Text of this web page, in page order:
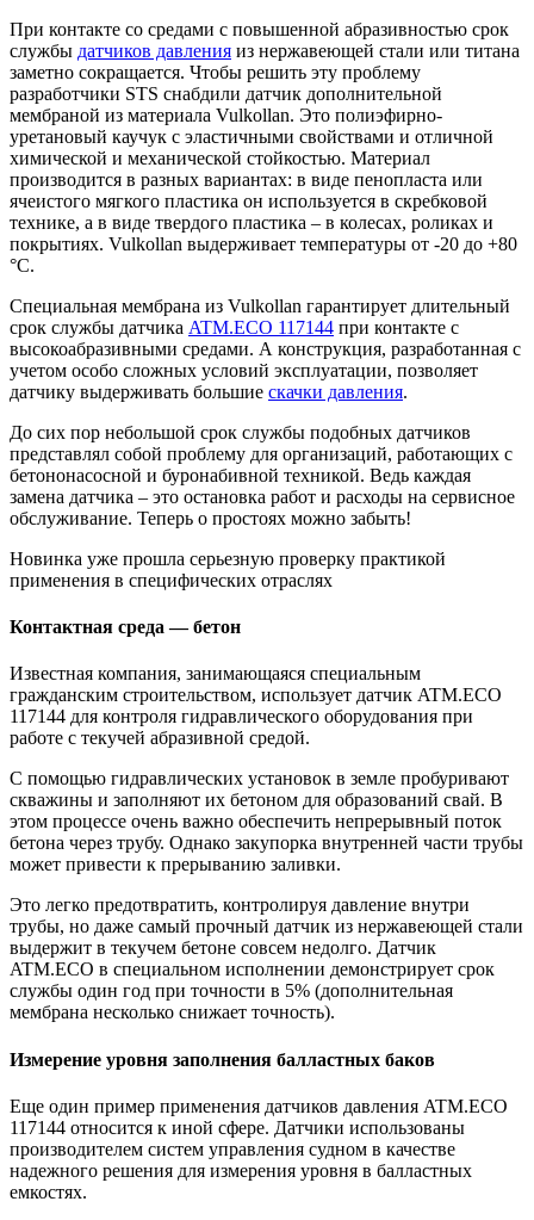
При контакте со средами с повышенной абразивностью срок
службы датчиков давления из нержавеющей стали или титана
заметно сокращается. Чтобы решить эту проблему
разработчики STS снабдили датчик дополнительной
мембраной из материала Vulkollan. Это полиэфирно-
уретановый каучук с эластичными свойствами и отличной
химической и механической стойкостью. Материал
производится в разных вариантах: в виде пенопласта или
ячеистого мягкого пластика он используется в скребковой
технике, а в виде твердого пластика – в колесах, роликах и
покрытиях. Vulkollan выдерживает температуры от -20 до +80
°С.
Специальная мембрана из Vulkollan гарантирует длительный
срок службы датчика ATM.ECO 117144 при контакте с
высокоабразивными средами. А конструкция, разработанная с
учетом особо сложных условий эксплуатации, позволяет
датчику выдерживать большие скачки давления.
До сих пор небольшой срок службы подобных датчиков
представлял собой проблему для организаций, работающих с
бетононасосной и буронабивной техникой. Ведь каждая
замена датчика – это остановка работ и расходы на сервисное
обслуживание. Теперь о простоях можно забыть!
Новинка уже прошла серьезную проверку практикой
применения в специфических отраслях
Контактная среда — бетон
Известная компания, занимающаяся специальным
гражданским строительством, использует датчик ATM.ECO
117144 для контроля гидравлического оборудования при
работе с текучей абразивной средой.
С помощью гидравлических установок в земле пробуривают
скважины и заполняют их бетоном для образований свай. В
этом процессе очень важно обеспечить непрерывный поток
бетона через трубу. Однако закупорка внутренней части трубы
может привести к прерыванию заливки.
Это легко предотвратить, контролируя давление внутри
трубы, но даже самый прочный датчик из нержавеющей стали
выдержит в текучем бетоне совсем недолго. Датчик
ATM.ECO в специальном исполнении демонстрирует срок
службы один год при точности в 5% (дополнительная
мембрана несколько снижает точность).
Измерение уровня заполнения балластных баков
Еще один пример применения датчиков давления ATM.ECO
117144 относится к иной сфере. Датчики использованы
производителем систем управления судном в качестве
надежного решения для измерения уровня в балластных
емкостях.